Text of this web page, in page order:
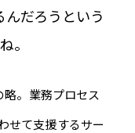
だろうという
。
。業務プロセス
せて支援するサー